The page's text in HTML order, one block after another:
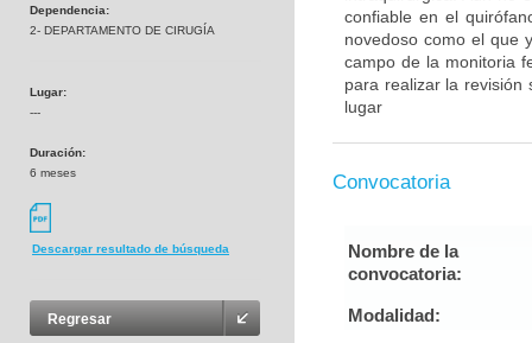
Dependencia:
2- DEPARTAMENTO DE CIRUGÍA
Lugar:
---
Duración:
6 meses
Descargar resultado de búsqueda
Regresar
confiable en el
novedoso como el que
campo de la monitoria
para realizar la revisión
lugar
Convocatoria
Nombre de la
convocatoria:
Modalidad: